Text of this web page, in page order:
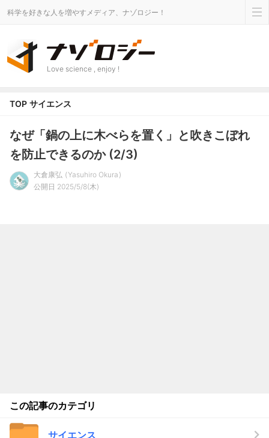
科学を好きな人を増やすメディア、ナゾロジー！
Love science , enjoy !
TOP サイエンス
なぜ「鍋の上に木べらを置く」と吹きこぼれ
を防止できるのか (2/3)
大倉康弘
Yasuhiro Okura
公開日 2025/5/8(木)
この記事のカテゴリ
サイエンス